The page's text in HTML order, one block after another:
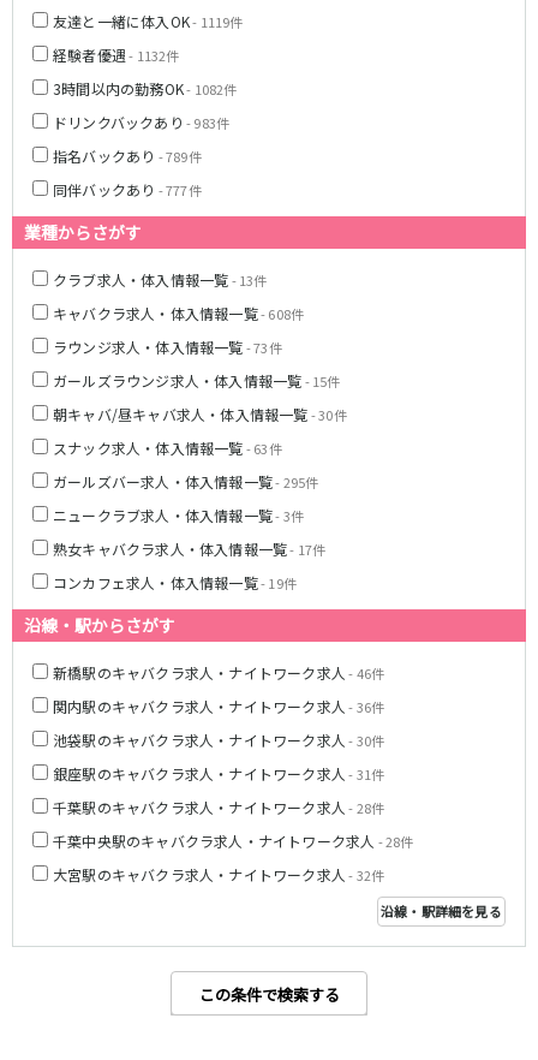
友達と一緒に体入OK- 1119件
経験者優遇- 1132件
3時間以内の勤務OK- 1082件
ドリンクバックあり - 983件
指名バックあり - 789件
同伴バックあり - 777件
業種からさがす
クラブ求人・体入情報一覧- 13件
キャバクラ求人・体入情報一覧- 608件
ラウンジ求人・体入情報一覧- 73件
ガールズラウンジ求人・体入情報一覧- 15件
朝キャバ/昼キャバ求人・体入情報一覧- 30件
スナック求人・体入情報一覧- 63件
ガールズバー求人・体入情報一覧- 295件
ニュークラブ求人・体入情報一覧- 3件
熟女キャバクラ求人・体入情報一覧- 17件
コンカフェ求人・体入情報一覧- 19件
沿線・駅からさがす
新橋駅のキャバクラ求人・ナイトワーク求人 - 46件
関内駅のキャバクラ求人・ナイトワーク求人 - 36件
池袋駅のキャバクラ求人・ナイトワーク求人 - 30件
銀座駅のキャバクラ求人・ナイトワーク求人 - 31件
千葉駅のキャバクラ求人・ナイトワーク求人 - 28件
千葉中央駅のキャバクラ求人・ナイトワーク求人 - 28件
大宮駅のキャバクラ求人・ナイトワーク求人 - 32件
沿線・駅詳細を見る
この条件で検索する
JR武蔵野線
南越谷駅
南浦和駅
府中本町駅
新八柱駅
東所沢駅
吉川駅
三郷駅
越谷レイクタウン駅
東京メトロ東西線
中野駅
西船橋駅
浦安駅
葛西駅
西葛西駅
門前仲町駅
南行徳駅
高田馬場駅
JR湘南新宿ライン
赤羽駅
大船駅
戸塚駅
東戸塚駅
東急多摩川線
蒲田駅
東村山駅 国分寺駅